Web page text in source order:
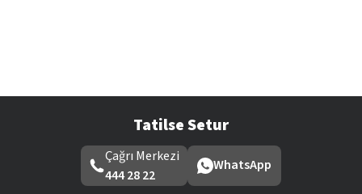
Tatilse Setur
Çağrı Merkezi
444 28 22
WhatsApp